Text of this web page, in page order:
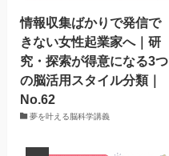
情報収集ばかりで発信で
きない女性起業家へ｜研
究・探索が得意になる3つ
の脳活用スタイル分類｜
No.62
夢を叶える脳科学講義